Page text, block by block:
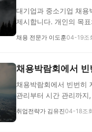
대기업과 중소기업 채용
제시합니다. 개인의 목
채용 전문가 이도훈04-19조
채용박람회에서 빈
채용박람회에서 빈번히
관리부터 시간 관리까지
취업전략가 김유진04-18조